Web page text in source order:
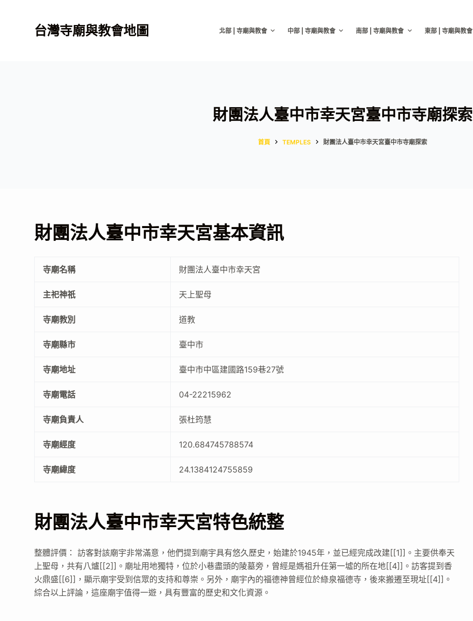
台灣寺廟與教會地圖 北部 | 寺廟與教會 中部 | 寺廟與教會 南部 | 寺廟與教會 東部 | 寺廟與教會
財團法人臺中市幸天宮臺中市寺廟探索
首頁 TEMPLES 財團法人臺中市幸天宮臺中市寺廟探索
財團法人臺中市幸天宮基本資訊
寺廟名稱 財團法人臺中市幸天宮
主祀神祇 天上聖母
寺廟教別 道教
寺廟縣市 臺中市
寺廟地址 臺中市中區建國路159巷27號
寺廟電話 04-22215962
寺廟負責人 張杜筠慧
寺廟經度 120.684745788574
寺廟緯度 24.1384124755859
財團法人臺中市幸天宮特色統整
整體評價： 訪客對該廟宇非常滿意，他們提到廟宇具有悠久歷史，始建於1945年，並已經完成改建[[1]]。主要供奉天
上聖母，共有八爐[[2]]。廟址用地獨特，位於小巷盡頭的陵墓旁，曾經是媽祖升任第一墟的所在地[[4]]。訪客提到香
火鼎盛[[6]]，顯示廟宇受到信眾的支持和尊崇。另外，廟宇內的福德神曾經位於綠泉福德寺，後來搬遷至現址[[4]]。
綜合以上評論，這座廟宇值得一遊，具有豐富的歷史和文化資源。